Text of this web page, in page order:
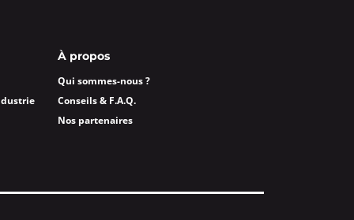
À propos
Qui sommes-nous ?
Conseils & F.A.Q.
Nos partenaires